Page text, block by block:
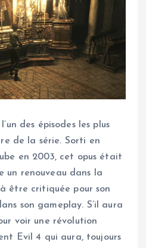
des épisodes les plus
de la série. Sorti en
en 2003, cet opus était
un renouveau dans la
être critiquée pour son
son gameplay. S’il aura
voir une révolution
Evil 4 qui aura, toujours